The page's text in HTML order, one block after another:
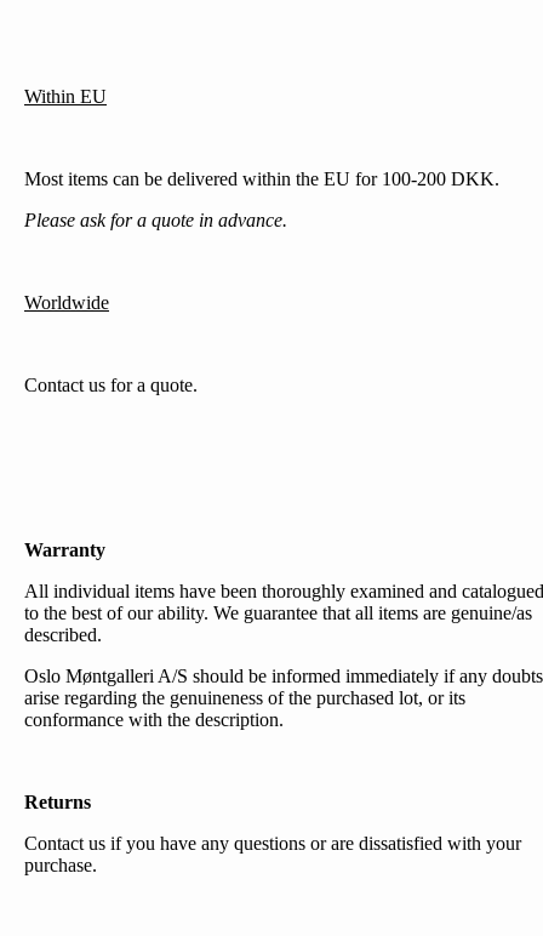
Within EU
Most items can be delivered within the EU for 100-200 DKK.
Please ask for a quote in advance.
Worldwide
Contact us for a quote.
Warranty
All individual items have been thoroughly examined and catalogued
to the best of our ability. We guarantee that all items are genuine/as
described.
Oslo Møntgalleri A/S should be informed immediately if any doubts
arise regarding the genuineness of the purchased lot, or its
conformance with the description.
Returns
Contact us if you have any questions or are dissatisfied with your
purchase.